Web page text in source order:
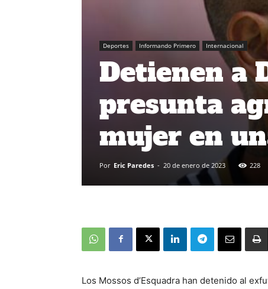
Deportes Informando Primero Internacional
Detienen a
presunta
mujer en
Por Eric Paredes - 20 de enero de 2023 228
Los Mossos d’Esquadra han detenido al